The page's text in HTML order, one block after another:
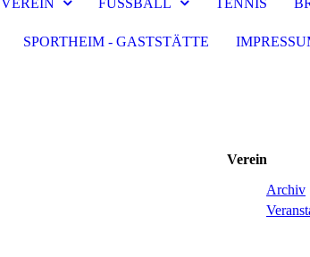
SPORTHEIM - GASTSTÄTTE
Verein
Archiv